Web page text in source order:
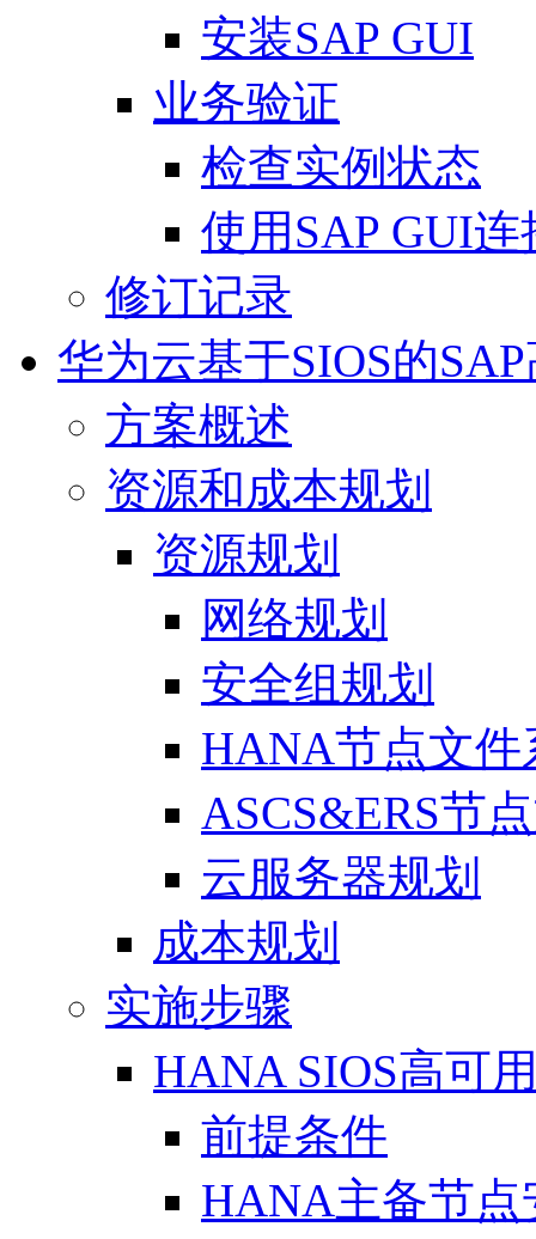
安装SAP GUI
业务验证
检查实例状态
使用SAP GUI连
修订记录
华为云基于SIOS的
方案概述
资源和成本规划
资源规划
网络规划
安全组规划
HANA节点文件
ASCS&ERS节
云服务器规划
成本规划
实施步骤
HANA SIOS高可
前提条件
HANA主备节点